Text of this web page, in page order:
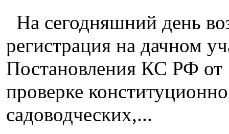
На сегодняшний день
регистрация на дачном
Постановления КС РФ
проверке
садоводческих,...